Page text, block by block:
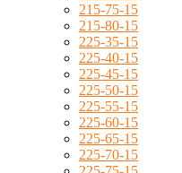
215-75-15
215-80-15
225-35-15
225-40-15
225-45-15
225-50-15
225-55-15
225-60-15
225-65-15
225-70-15